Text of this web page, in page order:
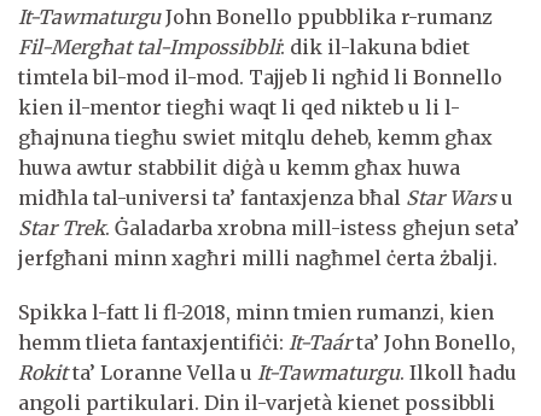
It-TawmaturguJohn Bonello ppubblika r-rumanz
Fil-Mergħat tal-Impossibbli: dik il-lakuna bdiet
timtela bil-mod il-mod. Tajjeb li ngħid li Bonnello
kien il-mentor tiegħi waqt li qed nikteb u li l-
għajnuna tiegħu swiet mitqlu deheb, kemm għax
huwa awtur stabbilit diġà u kemm għax huwa
midħla tal-universi ta’ fantaxjenza bħal Star Warsu
Star Trek. Ġaladarba xrobna mill-istess għejun seta’
jerfgħani minn xagħri milli nagħmel ċerta żbalji.
Spikka l-fatt li fl-2018, minn tmien rumanzi, kien
hemm tlieta fantaxjentifiċi: It-Taárta’ John Bonello,
Rokitta’ Loranne Vella u It-Tawmaturgu. Ilkoll ħadu
angoli partikulari. Din il-varjetà kienet possibbli